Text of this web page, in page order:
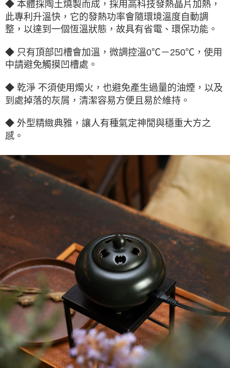
每筆NT$180，滿NT$2,500(含以上)免運費
◆ 本體採陶土燒製而成，採用高科技發熱晶片加熱，
此專利升溫快，它的發熱功率會隨環境溫度自動調
整，以達到一個恆溫狀態，故具有省電、環保功能。
◆ 只有頂部凹槽會加溫，微調控溫0℃－250℃，使用
中請避免觸摸凹槽處。
◆ 乾淨 不須使用燭火，也避免產生過量的油煙，以及
到處掉落的灰屑，清潔容易方便且易於維持。
◆ 外型精緻典雅，讓人有種氣定神閒與穩重大方之
感。